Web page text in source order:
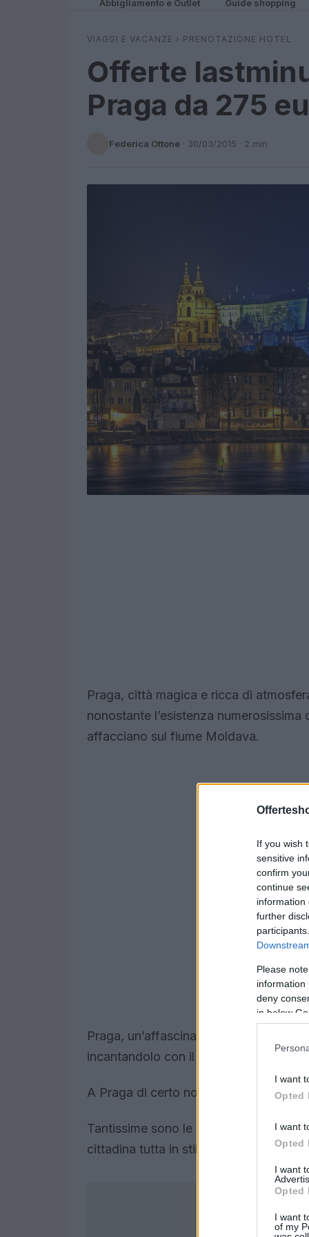
If you wish
sensitive
confirm
continue
information
further
Please
information
deny
in below
I want
Opted
I want
Opted
I want
Opted
I want
of my
Abbigliamento e Outlet Guide shopping
VIAGGI E VACANZE › PRENOTAZIONE HOTEL
Offerte
Praga da 275
Federica Ottone · 30/03/2015 · 2 min
Praga, città magica e ricca di
nonostante l’esistenza
affacciano sul fiume Moldava.
Praga, un’affascinante paese ricco di
incantandolo con il suo clima
A Praga di certo non ci si può
Tantissime sono le attività e le cose
cittadina tutta in stile gotico.